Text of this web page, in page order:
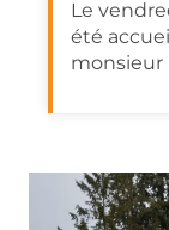
Le
été
monsieur